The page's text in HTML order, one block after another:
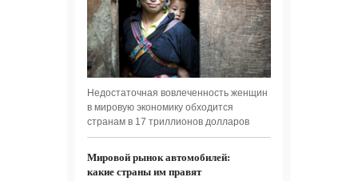
Недостаточная вовлеченность женщин
в мировую экономику обходится
странам в 17 триллионов долларов
Мировой рынок автомобилей:
какие страны им правят